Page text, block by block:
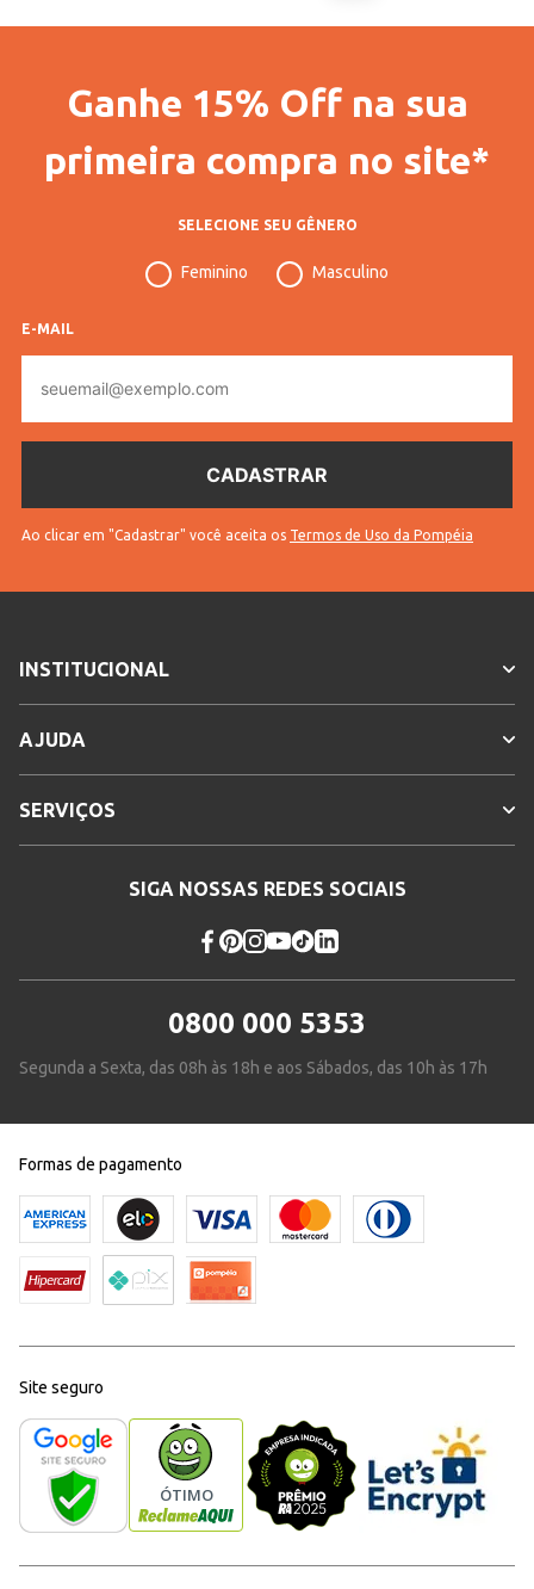
Ganhe 15% Off na sua
primeira compra no site*
SELECIONE SEU GÊNERO
Feminino Masculino
E-MAIL
mail
Ao clicar em "Cadastrar" você aceita os Termos de Uso da Pompéia
INSTITUCIONAL
AJUDA
SERVIÇOS
SIGA NOSSAS REDES SOCIAIS
0800 000 5353
Segunda a Sexta, das 08h às 18h e aos Sábados, das 10h às 17h
Formas de pagamento
Site seguro